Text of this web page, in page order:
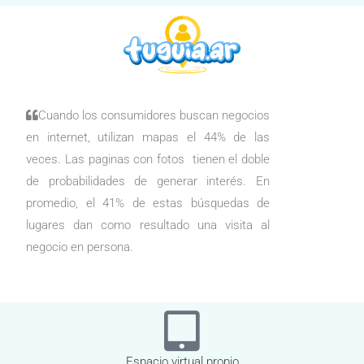
Cuando los consumidores buscan negocios
en internet, utilizan mapas el 44% de las
veces. Las paginas con fotos tienen el doble
de probabilidades de generar interés. En
promedio, el 41% de estas búsquedas de
lugares dan como resultado una visita al
negocio en persona.